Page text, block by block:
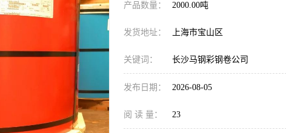
产品数量： 2000.00吨
发货地址： 上海市宝山区
关键词： 长沙马钢彩钢卷公司
发布日期： 2026-08-05
阅 读 量： 23